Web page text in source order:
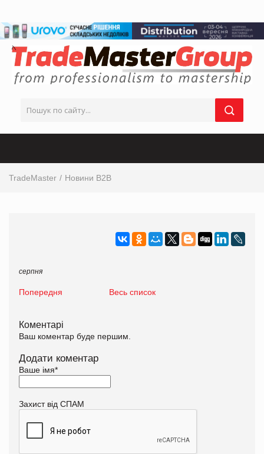
TradeMaster Новини B2B
серпня
Попередня Весь список
Коментарі
Ваш коментар буде першим.
Додати коментар
Ваше імя*
Захист від СПАМ